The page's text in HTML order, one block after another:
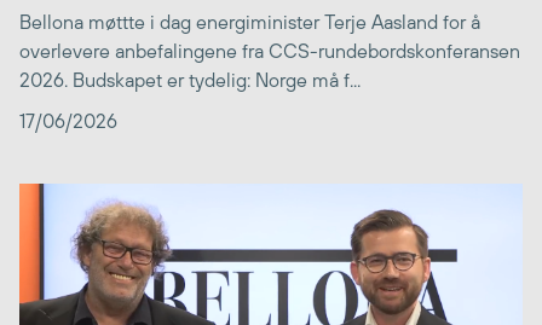
Bellona møttte i dag energiminister Terje Aasland for å
overlevere anbefalingene fra CCS-rundebordskonferansen
2026. Budskapet er tydelig: Norge må f...
17/06/2026